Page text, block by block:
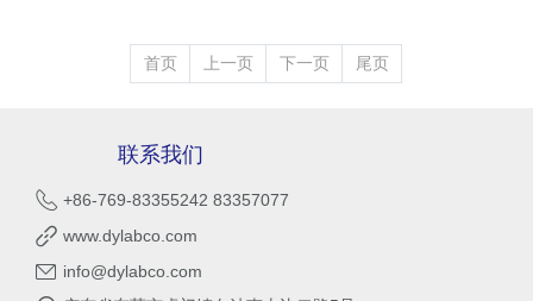
首页 上一页 下一页 尾页
联系我们
+86-769-83355242 83357077
www.dylabco.com
info@dylabco.com